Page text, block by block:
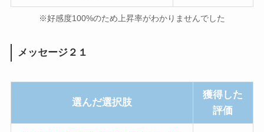
※好感度100%のため上昇率がわかりませんでした
メッセージ２１
選んだ選択肢
獲得した
評価